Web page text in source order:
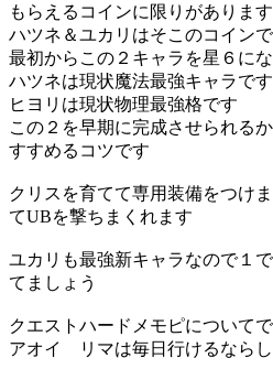
もらえるコインに限りがあります
ハツネ＆ユカリはそこのコイン
最初からこの２キャラを星６に
ハツネは現状魔法最強キャラで
ヒヨリは現状物理最強格です
この２を早期に完成させられる
すすめるコツです
クリスを育てて専用装備をつけ
てUBを撃ちまくれます
ユカリも最強新キャラなので１
てましょう
クエストハードメモピについて
アオイ リマは毎日行けるなら